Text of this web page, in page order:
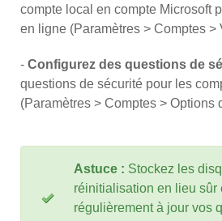
compte local en compte Microsoft
en ligne (Paramètres > Comptes >
- Configurez des questions de
questions de sécurité pour les
(Paramètres > Comptes > Options
Astuce : Stockez les
réinitialisation en lieu sûr
régulièrement à jour vos